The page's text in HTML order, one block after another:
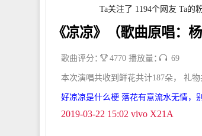
Ta关注了 1194个网友 Ta的
《凉凉》（歌曲原唱：
歌曲评分： 4770 播放量： 69
本次演唱共收到鲜花共计187朵， 礼物
好凉凉是什么梗 落花有意流水无情，
2019-03-22 15:02 vivo X21A